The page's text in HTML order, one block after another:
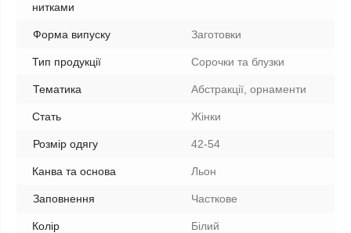
нитками
Форма випуску Заготовки
Тип продукції Сорочки та блузки
Тематика Абстракції, орнаменти
Стать Жінки
Розмір одягу 42-54
Канва та основа Льон
Заповнення Часткове
Колір Білий